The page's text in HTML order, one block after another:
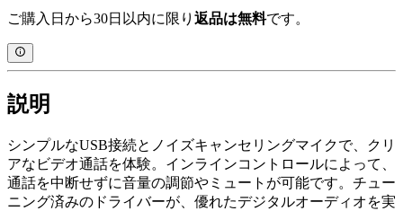
ご購入日から30日以内に限り 返品は無料です。
説明
シンプルなUSB接続とノイズキャンセリングマイクで、クリ
アなビデオ通話を体験。インラインコントロールによって、
通話を中断せずに音量の調節やミュートが可能です。チュー
ニング済みのドライバーが、優れたデジタルオーディオを実